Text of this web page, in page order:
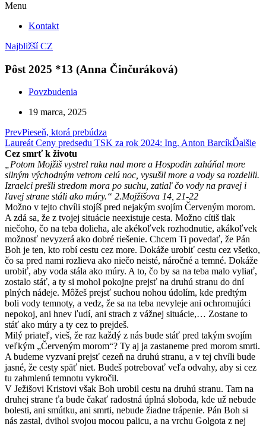
Menu
Kontakt
Najbližší CZ
Pôst 2025 *13 (Anna Činčuráková)
Povzbudenia
19 marca, 2025
PrevPieseň, ktorá prebúdza
Laureát Ceny predsedu TSK za rok 2024: Ing. Anton BarcíkĎalšie
Cez smrť k životu
„Potom Mojžiš vystrel ruku nad more a Hospodin zaháňal more
silným východným vetrom celú noc, vysušil more a vody sa rozdelili.
Izraelci prešli stredom mora po suchu, zatiaľ čo vody na pravej i
ľavej strane stáli ako múry.“ 2.Mojžišova 14, 21-22
Možno v tejto chvíli stojíš pred nejakým svojím Červeným morom.
A zdá sa, že z tvojej situácie neexistuje cesta. Možno cítiš tlak
niečoho, čo na teba dolieha, ale akékoľvek rozhodnutie, akákoľvek
možnosť nevyzerá ako dobré riešenie. Chcem Ti povedať, že Pán
Boh je ten, kto robí cestu cez more. Dokáže urobiť cestu cez všetko,
čo sa pred nami rozlieva ako niečo neisté, náročné a temné. Dokáže
urobiť, aby voda stála ako múry. A to, čo by sa na teba malo vyliať,
zostalo stáť, a ty si mohol pokojne prejsť na druhú stranu do dní
plných nádeje. Môžeš prejsť suchou nohou údolím, kde predtým
boli vody temnoty, a vedz, že sa na teba nevyleje ani ochromujúci
nepokoj, ani hnev ľudí, ani strach z vážnej situácie,… Zostane to
stáť ako múry a ty cez to prejdeš.
Milý priateľ, vieš, že raz každý z nás bude stáť pred takým svojím
veľkým „Červeným morom“? Ty aj ja zastaneme pred morom smrti.
A budeme vyzvaní prejsť cezeň na druhú stranu, a v tej chvíli bude
jasné, že cesty späť niet. Budeš potrebovať veľa odvahy, aby si cez
tu zahmlenú temnotu vykročil.
V Ježišovi Kristovi však Boh urobil cestu na druhú stranu. Tam na
druhej strane ťa bude čakať radostná úplná sloboda, kde už nebude
bolesti, ani smútku, ani smrti, nebude žiadne trápenie. Pán Boh si
nás zastal, dvihol svojou mocou palicu, a na vrchu Golgota z nej